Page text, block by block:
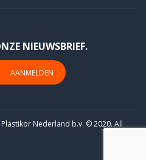
NIEUWSBRIEF.
AANMELDEN
Nederland b.v. © 2020. All